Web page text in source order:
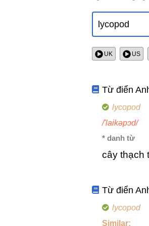
UK US
Từ điển
lycopod
/'laikəpɔd/
* danh từ
cây thạch
Từ điển
lycopod
Similar: